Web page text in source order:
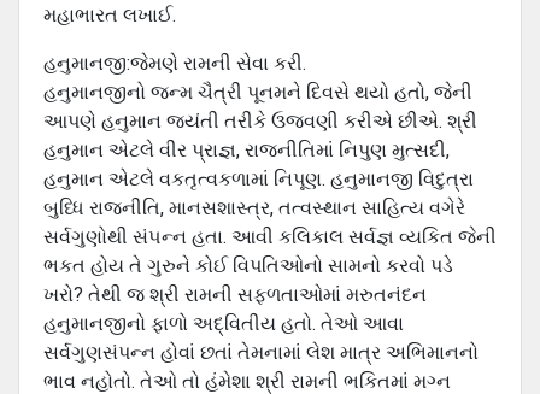
મહાભારત લખાઈ.
હનુમાનજી:જેમણે રામની સેવા કરી.
હનુમાનજીનો જન્‍મ ચૈત્રી પૂનમને દિવસે થયો હતો, જેની
આપણે હનુમાન જયંતી તરીકે ઉજવણી કરીએ છીએ. શ્રી
હનુમાન એટલે વીર પ્રાજ્ઞ, રાજનીતિમાં નિપુણ મુત્‍સદી,
હનુમાન એટલે વકતૃત્‍વકળામાં નિપૂણ. હનુમાનજી વિદુત્રા
બુધ્ધિ રાજનીતિ, માનસશાસ્‍ત્ર, તત્‍વસ્‍થાન સાહિત્‍ય વગેરે
સર્વગુણોથી સં૫ન્‍ન હતા. આવી કલિકાલ સર્વજ્ઞ વ્‍યકિત જેની
ભકત હોય તે ગુરુને કોઈ વિપતિઓનો સામનો કરવો પડે
ખરો? તેથી જ શ્રી રામની સફળતાઓમાં મરુતનંદન
હનુમાનજીનો ફાળો અદ્વિતીય હતો. તેઓ આવા
સર્વગુણસંપન્‍ન હોવાં છતાં તેમનામાં લેશ માત્ર અભિમાનનો
ભાવ નહોતો. તેઓ તો હંમેશા શ્રી રામની ભકિતમાં મગ્‍ન